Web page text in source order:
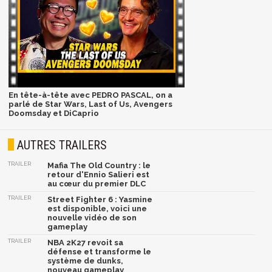
En tête-à-tête avec PEDRO PASCAL, on a
parlé de Star Wars, Last of Us, Avengers
Doomsday et DiCaprio
AUTRES TRAILERS
TRAILER
Mafia The Old Country : le
retour d'Ennio Salieri est
au cœur du premier DLC
TRAILER
Street Fighter 6 : Yasmine
est disponible, voici une
nouvelle vidéo de son
gameplay
TRAILER
NBA 2K27 revoit sa
défense et transforme le
système de dunks,
nouveau gameplay